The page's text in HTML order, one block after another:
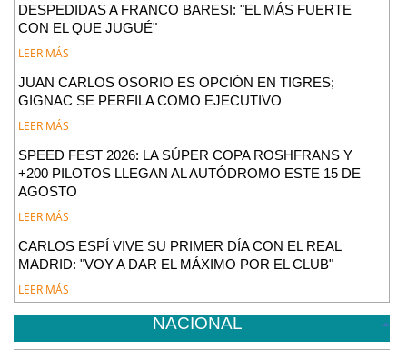
DESPEDIDAS A FRANCO BARESI: "EL MÁS FUERTE
CON EL QUE JUGUÉ"
LEER MÁS
JUAN CARLOS OSORIO ES OPCIÓN EN TIGRES;
GIGNAC SE PERFILA COMO EJECUTIVO
LEER MÁS
SPEED FEST 2026: LA SÚPER COPA ROSHFRANS Y
+200 PILOTOS LLEGAN AL AUTÓDROMO ESTE 15 DE
AGOSTO
LEER MÁS
CARLOS ESPÍ VIVE SU PRIMER DÍA CON EL REAL
MADRID: "VOY A DAR EL MÁXIMO POR EL CLUB"
LEER MÁS
NACIONAL